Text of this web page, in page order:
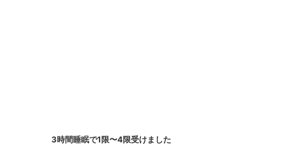
3時間睡眠で1限〜4限受けました